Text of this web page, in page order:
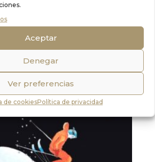
Aceptar
Denegar
Ver preferencias
de cookiesPolítica de privacidad
resultado